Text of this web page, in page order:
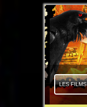
LES FILMS